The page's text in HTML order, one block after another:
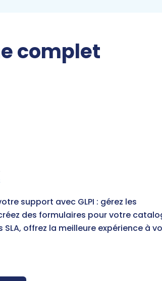
complet
support avec GLPI : gérez les
des formulaires pour votre
SLA, offrez la meilleure expérience à